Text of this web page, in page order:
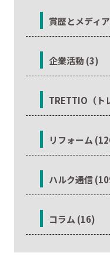
賞歴とメディ
企業活動 (3)
TRETTIO（ト
リフォーム
ハルク通信
コラム (16)